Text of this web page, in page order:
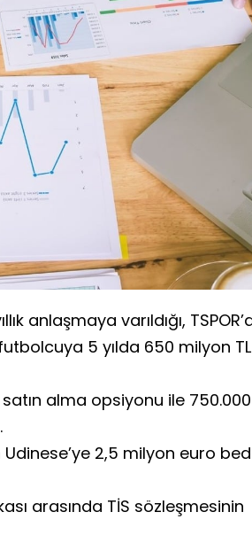
anlaşmaya varıldığı,
5 yılda 650 milyon
satın alma opsiyonu ile
Udinese’ye 2,5 milyon euro
arasında TİS sözleşmesinin